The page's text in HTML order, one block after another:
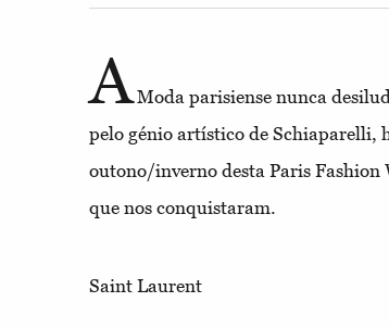
AModa parisiense nunca
pelo génio artístico de Schiaparelli,
outono/inverno desta Paris Fashion
que nos conquistaram.
Saint Laurent